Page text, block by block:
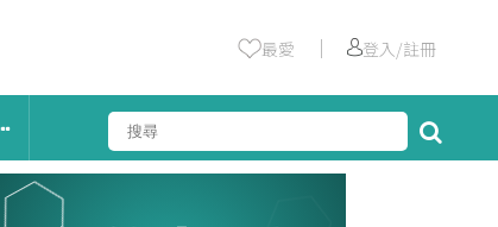
最愛 ｜ 登入/註冊